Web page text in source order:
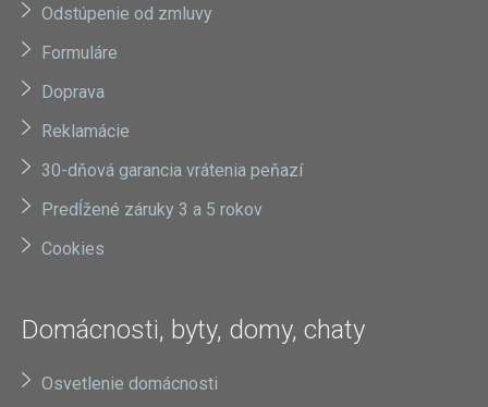
Odstúpenie od zmluvy
Formuláre
Doprava
Reklamácie
30-dňová garancia vrátenia peňazí
Predĺžené záruky 3 a 5 rokov
Cookies
Domácnosti, byty, domy, chaty
Osvetlenie domácnosti